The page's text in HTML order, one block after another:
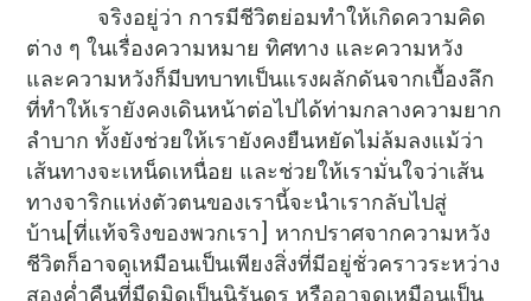
จริงอยู่ว่า การมีชีวิตย่อมทำให้เกิดความคิด
ต่าง ๆ ในเรื่องความหมาย ทิศทาง และความหวัง
และความหวังก็มีบทบาทเป็นแรงผลักดันจากเบื้องลึก
ที่ทำให้เรายังคงเดินหน้าต่อไปได้ท่ามกลางความยาก
ลำบาก ทั้งยังช่วยให้เรายังคงยืนหยัดไม่ล้มลงแม้ว่า
เส้นทางจะเหน็ดเหนื่อย และช่วยให้เรามั่นใจว่าเส้น
ทางจาริกแห่งตัวตนของเรานี้จะนำเรากลับไปสู่
บ้าน[ที่แท้จริงของพวกเรา] หากปราศจากความหวัง
ชีวิตก็อาจดูเหมือนเป็นเพียงสิ่งที่มีอยู่ชั่วคราวระหว่าง
สองค่ำคืนที่มืดมิดเป็นนิรันดร หรืออาจดูเหมือนเป็น